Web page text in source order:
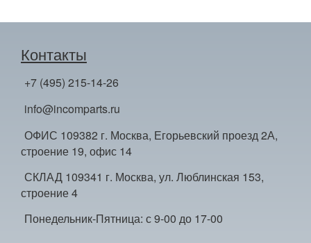
Контакты
+7 (495) 215-14-26
info@incomparts.ru
ОФИС 109382 г. Москва, Егорьевский проезд 2А,
строение 19, офис 14
СКЛАД 109341 г. Москва, ул. Люблинская 153,
строение 4
Понедельник-Пятница: с 9-00 до 17-00